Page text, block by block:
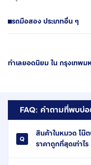
รถมือสอง ประเภทอื่น ๆ
ทำเลยอดนิยม ใน กรุงเทพม
FAQ: คำถามที่พบบ่
สินค้าในหมวด โน๊
ราคาถูกที่สุดเท่าไร